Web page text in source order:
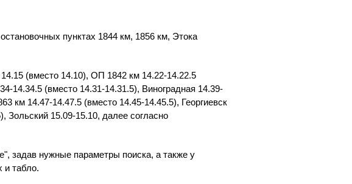
пунктах 1844 км, 1856 км, Этока
(вместо 14.10), ОП 1842 км 14.22-14.22.5
14.34.5 (вместо 14.31-14.31.5), Виноградная 14.39-
км 14.47-14.47.5 (вместо 14.45-14.45.5), Георгиевск
Зольский 15.09-15.10, далее согласно
задав нужные параметры поиска, а также у
и табло.